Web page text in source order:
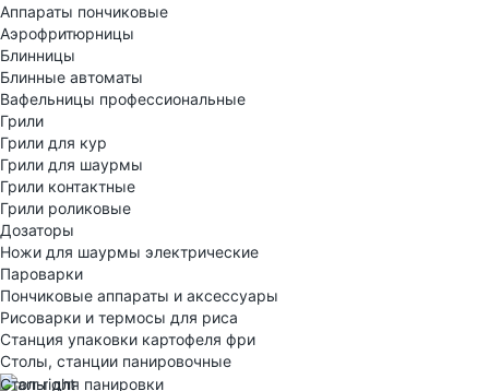
Аппараты пончиковые
Аэрофритюрницы
Блинницы
Блинные автоматы
Вафельницы профессиональные
Грили
Грили для кур
Грили для шаурмы
Грили контактные
Грили роликовые
Дозаторы
Ножи для шаурмы электрические
Пароварки
Пончиковые аппараты и аксессуары
Рисоварки и термосы для риса
Станция упаковки картофеля фри
Столы, станции панировочные
Столы для панировки